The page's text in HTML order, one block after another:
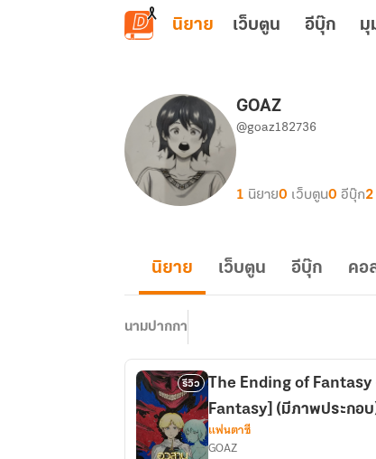
ข้ามไปยังเนื้อหาหลัก
นิยาย เว็บตูน อีบุ๊ก มุ
GOAZ
@goaz182736
1 นิยาย0 เว็บตูน0 อีบุ๊ก2
นิยาย เว็บตูน อีบุ๊ก คอ
นามปากกา
รีวิว
The Ending of
Fantasy] (มีภาพประกอ
แฟนตาซี
GOAZ